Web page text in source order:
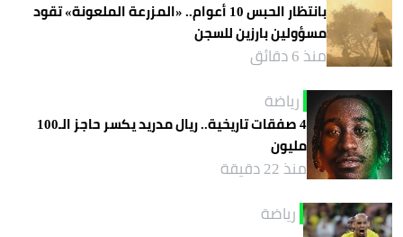
بانتظار الحبس 10 أعوام.. «المزرعة الملعونة» تقود
مسؤولين بارزين للسجن
منذ 6 دقائق
رياضة
4 صفقات تاريخية.. ريال مدريد يكسر حاجز الـ100
مليون
منذ 22 دقيقة
رياضة